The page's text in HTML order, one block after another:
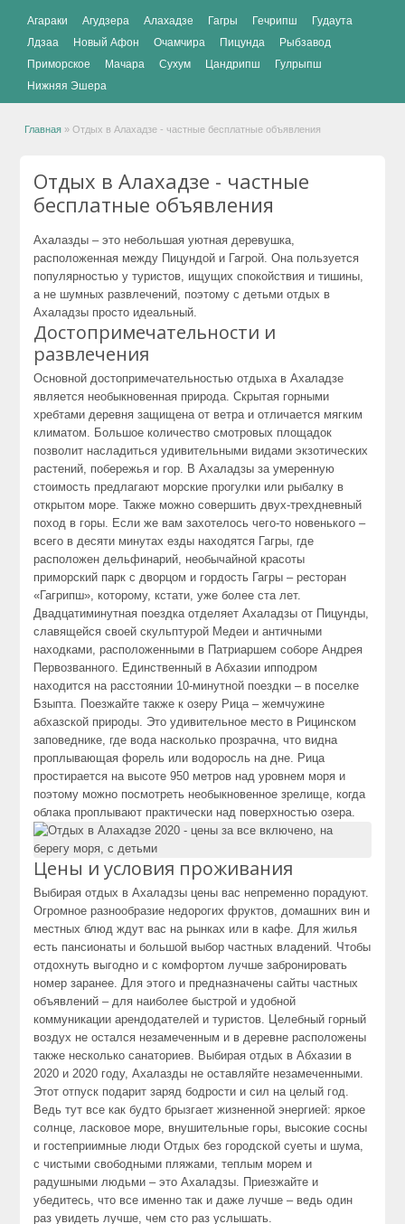
Агараки Агудзера Алахадзе Гагры Гечрипш
Гудаута
Лдзаа
Новый Афон Очамчира Пицунда
Рыбзавод
Приморское
Мачара Сухум Цандрипш
Гулрыпш
Нижняя Эшера
Главная »Отдых в Алахадзе - частные бесплатные объявления
Отдых в Алахадзе - частные
бесплатные объявления
Ахалазды – это небольшая уютная деревушка,
расположенная между Пицундой и Гагрой. Она пользуется
популярностью у туристов, ищущих спокойствия и тишины,
а не шумных развлечений, поэтому с детьми отдых в
Ахаладзы просто идеальный.
Достопримечательности и
развлечения
Основной достопримечательностью отдыха в Ахаладзе
является необыкновенная природа. Скрытая горными
хребтами деревня защищена от ветра и отличается мягким
климатом. Большое количество смотровых площадок
позволит насладиться удивительными видами экзотических
растений, побережья и гор. В Ахаладзы за умеренную
стоимость предлагают морские прогулки или рыбалку в
открытом море. Также можно совершить двух-трехдневный
поход в горы. Если же вам захотелось чего-то новенького –
всего в десяти минутах езды находятся Гагры, где
расположен дельфинарий, необычайной красоты
приморский парк с дворцом и гордость Гагры – ресторан
«Гагрипш», которому, кстати, уже более ста лет.
Двадцатиминутная поездка отделяет Ахаладзы от Пицунды,
славящейся своей скульптурой Медеи и античными
находками, расположенными в Патриаршем соборе Андрея
Первозванного. Единственный в Абхазии ипподром
находится на расстоянии 10-минутной поездки – в поселке
Бзыпта. Поезжайте также к озеру Рица – жемчужине
абхазской природы. Это удивительное место в Рицинском
заповеднике, где вода насколько прозрачна, что видна
проплывающая форель или водоросль на дне. Рица
простирается на высоте 950 метров над уровнем моря и
поэтому можно посмотреть необыкновенное зрелище, когда
облака проплывают практически над поверхностью озера.
Цены и условия проживания
Выбирая отдых в Ахаладзы цены вас непременно порадуют.
Огромное разнообразие недорогих фруктов, домашних вин и
местных блюд ждут вас на рынках или в кафе. Для жилья
есть пансионаты и большой выбор частных владений. Чтобы
отдохнуть выгодно и с комфортом лучше забронировать
номер заранее. Для этого и предназначены сайты частных
объявлений – для наиболее быстрой и удобной
коммуникации арендодателей и туристов. Целебный горный
воздух не остался незамеченным и в деревне расположены
также несколько санаториев. Выбирая отдых в Абхазии в
2020 и 2020 году, Ахалазды не оставляйте незамеченными.
Этот отпуск подарит заряд бодрости и сил на целый год.
Ведь тут все как будто брызгает жизненной энергией: яркое
солнце, ласковое море, внушительные горы, высокие сосны
и гостеприимные люди Отдых без городской суеты и шума,
с чистыми свободными пляжами, теплым морем и
радушными людьми – это Ахаладзы. Приезжайте и
убедитесь, что все именно так и даже лучше – ведь один
раз увидеть лучше, чем сто раз услышать.